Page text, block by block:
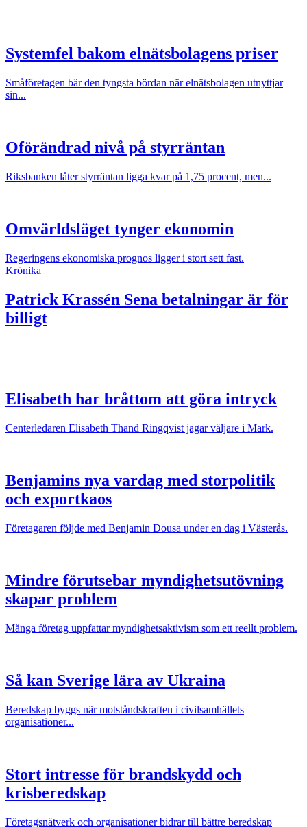
Systemfel bakom elnätsbolagens priser
Småföretagen bär den tyngsta bördan när elnätsbolagen utnyttjar
sin...
Oförändrad nivå på styrräntan
Riksbanken låter styrräntan ligga kvar på 1,75 procent, men...
Omvärldsläget tynger ekonomin
Regeringens ekonomiska prognos ligger i stort sett fast.
Krönika
Patrick Krassén Sena betalningar är för
billigt
Elisabeth har bråttom att göra intryck
Centerledaren Elisabeth Thand Ringqvist jagar väljare i Mark.
Benjamins nya vardag med storpolitik
och exportkaos
Företagaren följde med Benjamin Dousa under en dag i Västerås.
Mindre förutsebar myndighetsutövning
skapar problem
Många företag uppfattar myndighetsaktivism som ett reellt problem.
Så kan Sverige lära av Ukraina
Beredskap byggs när motståndskraften i civilsamhällets
organisationer...
Stort intresse för brandskydd och
krisberedskap
Företagsnätverk och organisationer bidrar till bättre beredskap